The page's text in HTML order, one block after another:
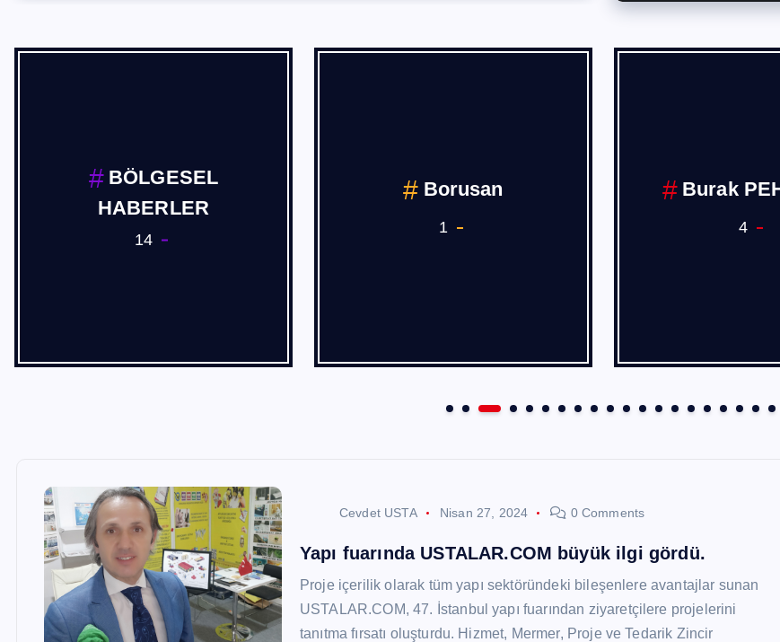
BÖLGESEL
HABERLER
14
Borusan
1
Burak
4
Cevdet USTA Nisan 27, 2024 0 Comments
Yapı fuarında USTALAR.COM büyük ilgi gördü.
Proje içerilik olarak tüm yapı sektöründeki bileşenlere avantajlar sunan
USTALAR.COM, 47. İstanbul yapı fuarından ziyaretçilere projelerini
tanıtma fırsatı oluşturdu. Hizmet, Mermer, Proje ve Tedarik Zincir